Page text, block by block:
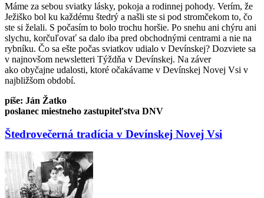
Máme za sebou sviatky lásky, pokoja a rodinnej pohody. Verím, že
Ježiško bol ku každému štedrý a našli ste si pod stromčekom to, čo
ste si želali. S počasím to bolo trochu horšie. Po snehu ani chýru ani
slychu, korčuľovať sa dalo iba pred obchodnými centrami a nie na
rybníku. Čo sa ešte počas sviatkov udialo v Devínskej? Dozviete sa
v najnovšom newsletteri Týždňa v Devínskej. Na záver
ako obyčajne udalosti, ktoré očakávame v Devínskej Novej Vsi v
najbližšom období.
píše: Ján Žatko
poslanec miestneho zastupiteľstva DNV
Štedrovečerná tradícia v Devínskej Novej Vsi